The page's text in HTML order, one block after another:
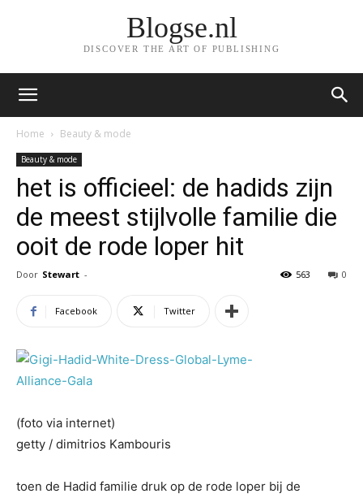
Blogse.nl
DISCOVER THE ART OF PUBLISHING
Home Beauty & mode
Beauty & mode
het is officieel: de hadids zijn
de meest stijlvolle familie die
ooit de rode loper hit
Door Stewart - 0
563
Facebook Twitter
(foto via internet)
getty / dimitrios Kambouris
toen de Hadid familie druk op de rode loper bij de